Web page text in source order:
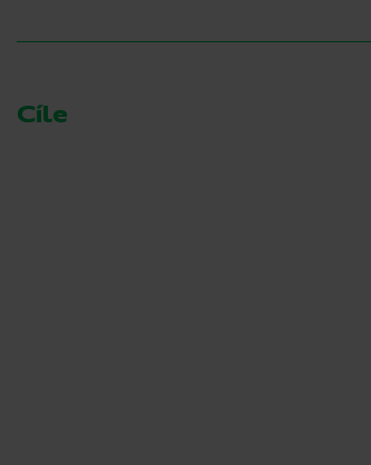
Cíle